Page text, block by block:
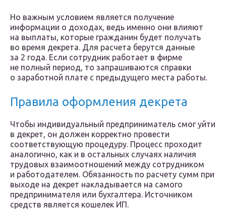
Но важным условием является получение
информации о доходах, ведь именно они влияют
на выплаты, которые гражданин будет получать
во время декрета. Для расчета берутся данные
за 2 года. Если сотрудник работает в фирме
не полный период, то запрашиваются справки
о заработной плате с предыдущего места работы.
Правила оформления декрета
Чтобы индивидуальный предприниматель смог уйти
в декрет, он должен корректно провести
соответствующую процедуру. Процесс проходит
аналогично, как и в остальных случаях наличия
трудовых взаимоотношений между сотрудником
и работодателем. Обязанность по расчету сумм при
выходе на декрет накладывается на самого
предпринимателя или бухгалтера. Источником
средств является кошелек ИП.